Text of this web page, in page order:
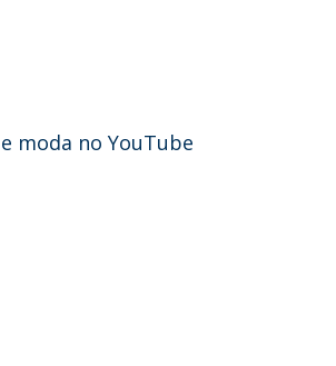
moda no YouTube